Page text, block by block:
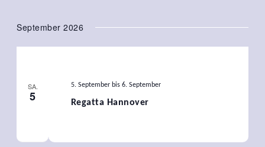
September 2026
SA.
5 Regatta Hannover
5. Septemberbis 6. September